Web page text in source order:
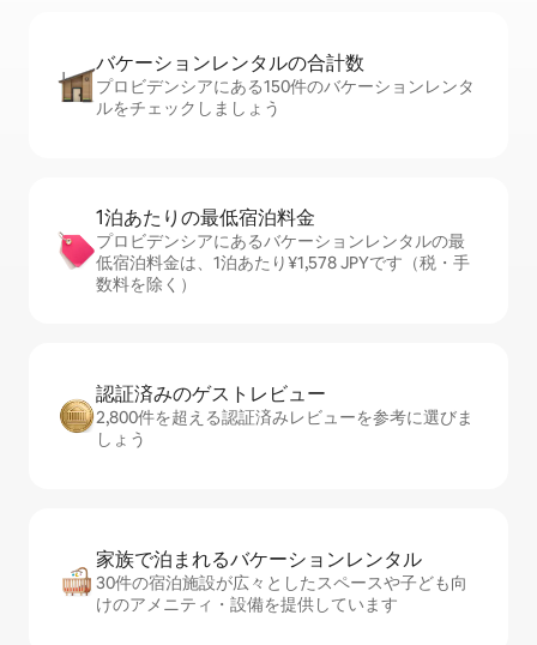
バケーションレ⁠ン⁠タ⁠ル⁠の合⁠計⁠数
プロビデンシアにある150件のバケーションレンタ
ルをチェックしましょう
1泊あたりの最⁠低⁠宿⁠泊⁠料⁠金
プロビデンシアにあるバケーションレンタルの最
低宿泊料金は、1泊あたり¥1,578 JPYです（税・手
数料を除く）
認証済みのゲ⁠ス⁠ト⁠レ⁠ビ⁠ュ⁠ー
2,800件を超える認証済みレビューを参考に選びま
しょう
家族で泊まれるバ⁠ケ⁠ー⁠シ⁠ョ⁠ンレ⁠ン⁠タ⁠ル
30件の宿泊施設が広々としたスペースや子ども向
けのアメニティ・設備を提供しています